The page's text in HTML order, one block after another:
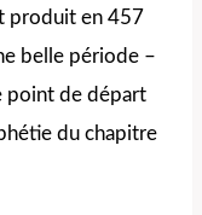
produit en 457
belle période –
point de départ
du chapitre